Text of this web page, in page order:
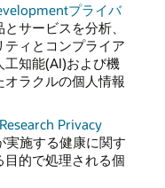
プライバ
サービスを分析、
ィとコンプライア
工知能(AI)および機
ラクルの個人情報
Privacy
実施する健康に関す
的で処理される個